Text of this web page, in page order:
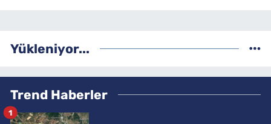
Yükleniyor...
Trend Haberler
1